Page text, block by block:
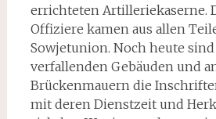
errichteten Artilleriekaserne.
Offiziere kamen aus allen
Sowjetunion. Noch heute
verfallenden Gebäuden und
Brückenmauern die
mit deren Dienstzeit und